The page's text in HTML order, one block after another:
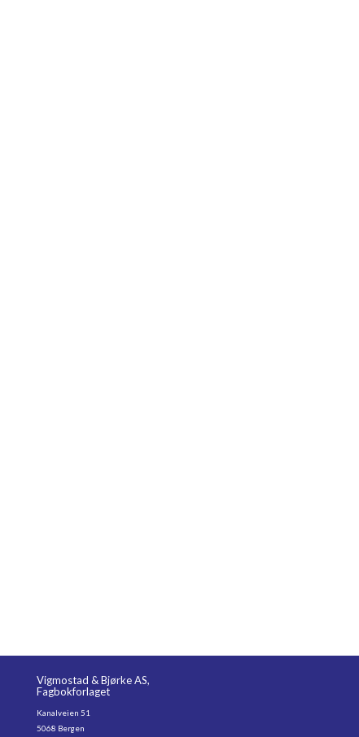
Vigmostad & Bjørke AS,
Fagbokforlaget
Kanalveien 51
5068 Bergen